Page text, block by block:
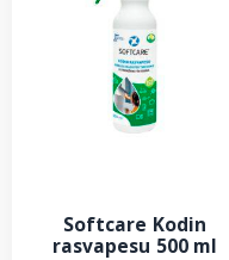
Softcare Kodin
rasvapesu 500 ml